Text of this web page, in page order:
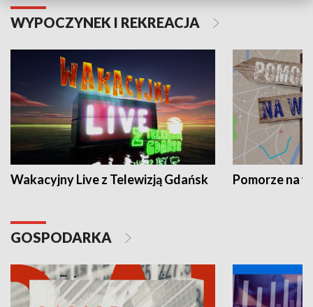
WYPOCZYNEK I REKREACJA
Wakacyjny Live z Telewizją Gdańsk Pomorze na
GOSPODARKA